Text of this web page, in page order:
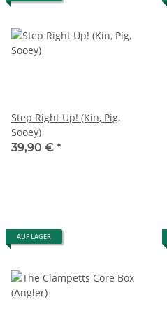
Step Right Up! (Kin, Pig,
Sooey)
39,90 € *
AUF LAGER